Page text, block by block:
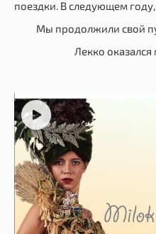
поездки. В следующем
Мы продолжили свой
Лекко